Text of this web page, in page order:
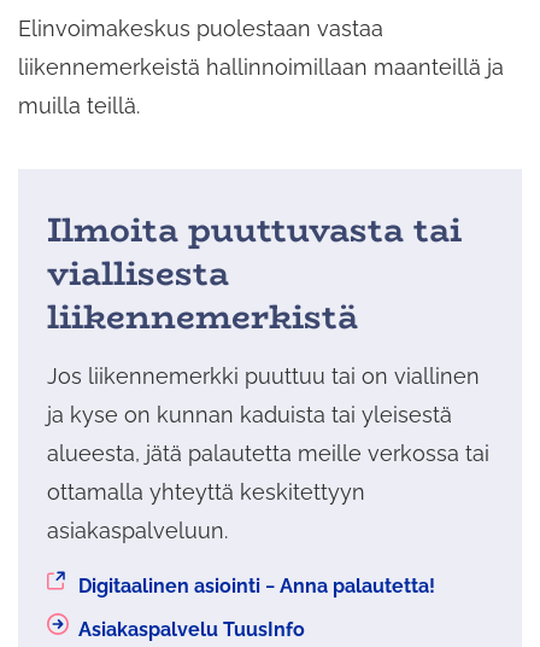
Elinvoimakeskus puolestaan vastaa
liikennemerkeistä hallinnoimillaan maanteillä ja
muilla teillä.
Ilmoita puuttuvasta tai
viallisesta
liikennemerkistä
Jos liikennemerkki puuttuu tai on viallinen
ja kyse on kunnan kaduista tai yleisestä
alueesta, jätä palautetta meille verkossa tai
ottamalla yhteyttä keskitettyyn
asiakaspalveluun.
Siirryt
toiseen
Digitaalinen asiointi − Anna palautetta!
Asiakaspalvelu TuusInfo